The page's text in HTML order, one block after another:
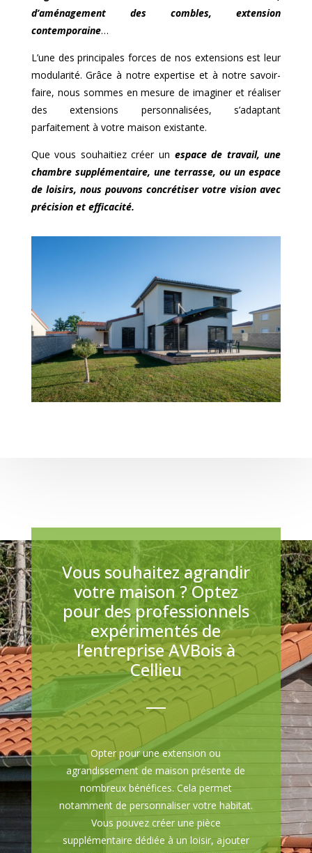
d’aménagement des combles, extension
contemporaine…
L’une des principales forces de nos extensions est leur
modularité. Grâce à notre expertise et à notre savoir-
faire, nous sommes en mesure de imaginer et réaliser
des extensions personnalisées, s’adaptant
parfaitement à votre maison existante.
Que vous souhaitiez créer un espace de travail, une
chambre supplémentaire, une terrasse, ou un espace
de loisirs, nous pouvons concrétiser votre vision avec
précision et efficacité.
Vous souhaitez agrandir
votre maison ? Optez
pour des professionnels
expérimentés de
l’entreprise AVBois à
Cellieu
Opter pour une extension ou
agrandissement de maison présente de
nombreux bénéfices. Cela permet
notamment de personnaliser votre habitat.
Vous pouvez créer une pièce
supplémentaire dédiée à un loisir, ajouter